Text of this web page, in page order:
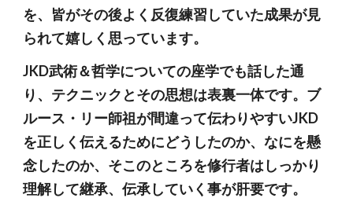
を、皆がその後よく反復練習していた成果が見
られて嬉しく思っています。
JKD武術＆哲学についての座学でも話した通
り、テクニックとその思想は表裏一体です。ブ
ルース・リー師祖が間違って伝わりやすいJKD
を正しく伝えるためにどうしたのか、なにを懸
念したのか、そこのところを修行者はしっかり
理解して継承、伝承していく事が肝要です。